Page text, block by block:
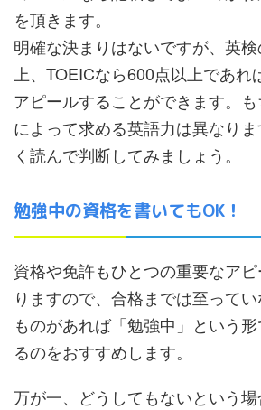
を頂きます。
明確な決まりはないですが、英
上、TOEICなら600点以上であれ
アピールすることができます。
によって求める英語力は異なり
く読んで判断してみましょう。
勉強中の資格を書いてもOK！
資格や免許もひとつの重要なア
りますので、合格までは至って
ものがあれば「勉強中」という
るのをおすすめします。
万が一、どうしてもないという場